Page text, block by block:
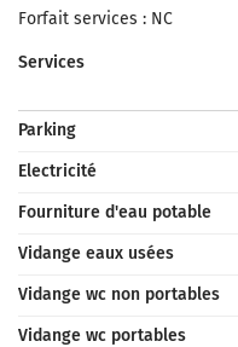
Forfait services : NC
Services
Parking
Electricité
Fourniture d'eau potable
Vidange eaux usées
Vidange wc non portables
Vidange wc portables